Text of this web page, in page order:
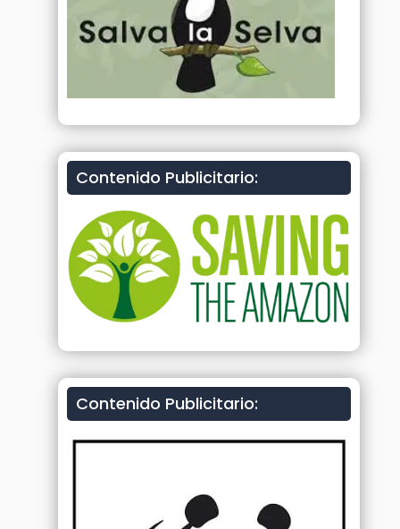
Contenido Publicitario:
Contenido Publicitario: